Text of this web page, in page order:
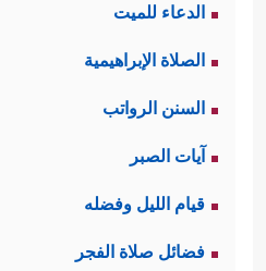
الدعاء للميت
الصلاة الإبراهيمية
السنن الرواتب
آيات الصبر
قيام الليل وفضله
فضائل صلاة الفجر